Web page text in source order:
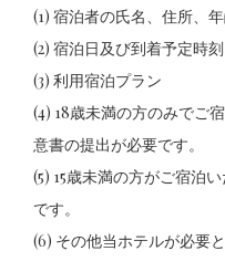
(1) 宿泊者の氏名、住所、
(2) 宿泊日及び到着予定時刻
(3) 利用宿泊プラン
(4) 18歳未満の方のみでご
意書の提出が必要です。
(5) 15歳未満の方がご宿泊
です。
(6) その他当ホテルが必要